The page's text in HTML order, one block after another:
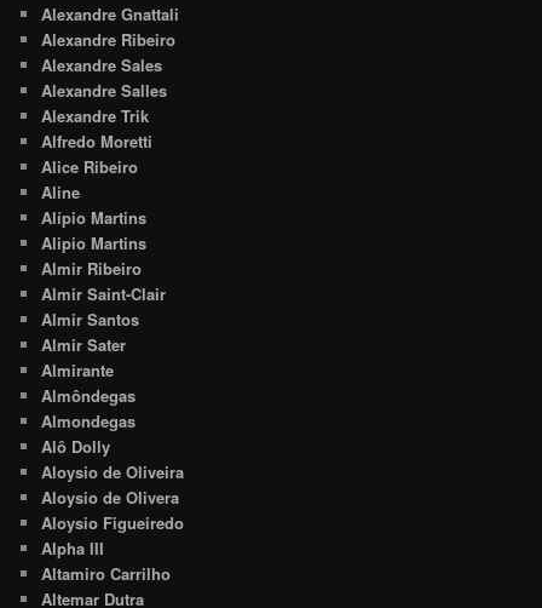
Alexandre Gnattali
Alexandre Ribeiro
Alexandre Sales
Alexandre Salles
Alexandre Trik
Alfredo Moretti
Alice Ribeiro
Aline
Alípio Martins
Alipio Martins
Almir Ribeiro
Almir Saint-Clair
Almir Santos
Almir Sater
Almirante
Almôndegas
Almondegas
Alô Dolly
Aloysio de Oliveira
Aloysio de Olivera
Aloysio Figueiredo
Alpha III
Altamiro Carrilho
Altemar Dutra